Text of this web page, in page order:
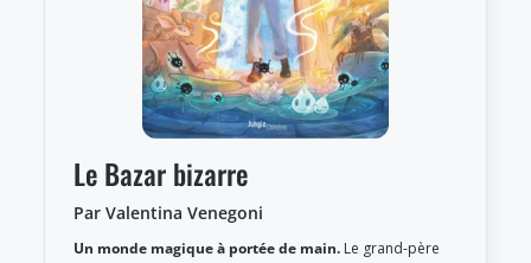
Le Bazar bizarre
Par Valentina Venegoni
Un monde magique à portée de main. Le grand-père